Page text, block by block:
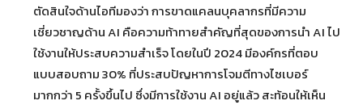
ตัดสินใจด้านไอทีมองว่า การขาดแคลนบุคลากรที่มีความ
เชี่ยวชาญด้าน AI คือความท้าทายสำคัญที่สุดของการนำ AI ไป
ใช้งานให้ประสบความสำเร็จ โดยในปี 2024 มีองค์กรที่ตอบ
แบบสอบถาม 30% ที่ประสบปัญหาการโจมตีทางไซเบอร์
มากกว่า 5 ครั้งขึ้นไป ซึ่งมีการใช้งาน AI อยู่แล้ว สะท้อนให้เห็น